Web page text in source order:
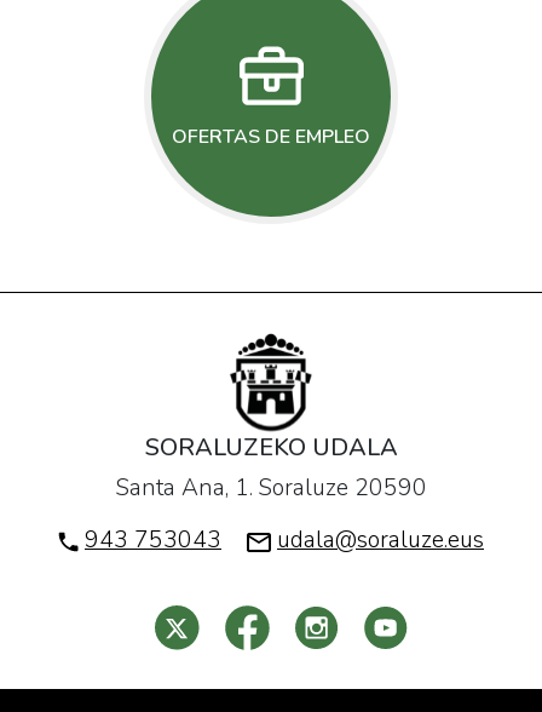
OFERTAS DE EMPLEO
SORALUZEKO UDALA
Santa Ana, 1. Soraluze 20590
943 753043
udala@soraluze.eus